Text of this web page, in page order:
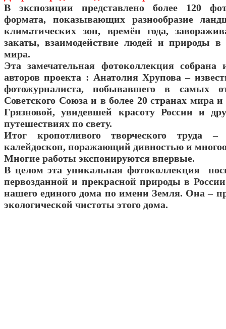
В экспозиции представлено более 120
формата, показывающих разнообразие
климатических зон, времён года,
закаты, взаимодействие людей и природы в
мира.
Эта замечательная фотоколлекция
авторов проекта : Анатолия Хрупова –
фотожурналиста, побывавшего в самых
Советского Союза и в более 20 странах мира
Грязновой, увидевшей красоту России и
путешествиях по свету.
Итог кропотливого творческого труда –
калейдоскоп, поражающий дивностью и
Многие работы экспонируются впервые.
В целом эта уникальная фотоколлекция
первозданной и прекрасной природы в
нашего единого дома по имени Земля. Она –
экологической чистоты этого дома.